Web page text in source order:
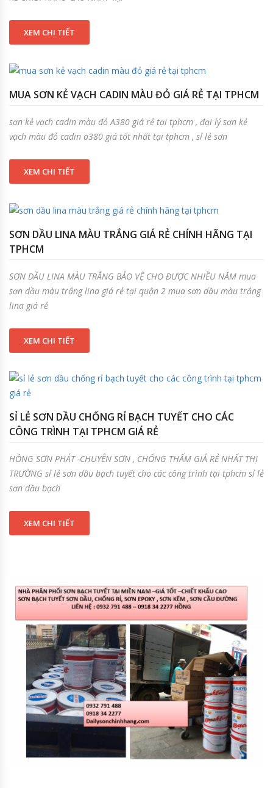
XEM CHI TIẾT
MUA SƠN KẺ VẠCH CADIN MÀU ĐỎ GIÁ RẺ TẠI TPHCM
sơn kẻ vạch cadin màu đỏ A380 giá rẻ tại tphcm , đại lý sơn kẻ
vạch màu đỏ cadin a380 giá tốt nhất tại tphcm , sỉ lẻ sơn
XEM CHI TIẾT
SƠN DẦU LINA MÀU TRẮNG GIÁ RẺ CHÍNH HÃNG TẠI
TPHCM
SƠN DẦU LINA MÀU TRẮNG BẢO VỆ CHO ĐƯỢC NHIỀU NĂM mua
sơn dầu màu trắng lina giá rẻ tại quận 2 mua sơn dầu màu trắng
lina giá rẻ
XEM CHI TIẾT
SỈ LẺ SƠN DẦU CHỐNG RỈ BẠCH TUYẾT CHO CÁC
CÔNG TRÌNH TẠI TPHCM GIÁ RẺ
HỒNG SƠN PHÁT -CHUYÊN SƠN , CHỐNG THẤM GIÁ RẺ NHẤT THỊ
TRƯỜNG sỉ lẻ sơn dầu bạch tuyết cho các công trình tại tphcm sỉ lẻ
sơn dầu bạch
XEM CHI TIẾT